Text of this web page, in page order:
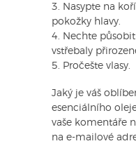
3. Nasypte na
pokožky hlavy.
4. Nechte
vstřebaly
5. Pročešte vlasy.
Jaký je váš
esenciálního
vaše komentáře
na e-mailové